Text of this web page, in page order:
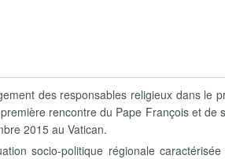
des responsables religieux dans le
rencontre du Pape François et de
2015 au Vatican.
socio-politique régionale